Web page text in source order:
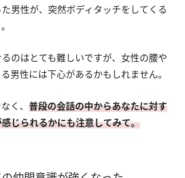
男性が、突然ボディタッチをしてくる
のはとても難しいですが、女性の腰や
男性には下心があるかもしれません。
く、 普段の会話の中からあなたに対す
じられるかにも注意してみて。